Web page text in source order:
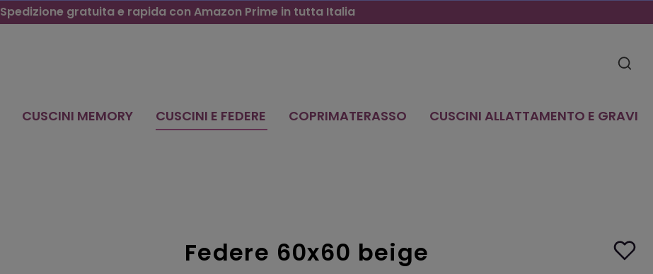
Spedizione gratuita e rapida con Amazon Prime in tutta Italia
CUSCINI MEMORY CUSCINI E FEDERE COPRIMATERASSO CUSCINI ALLATTAMENTO E
Federe 60x60 beige